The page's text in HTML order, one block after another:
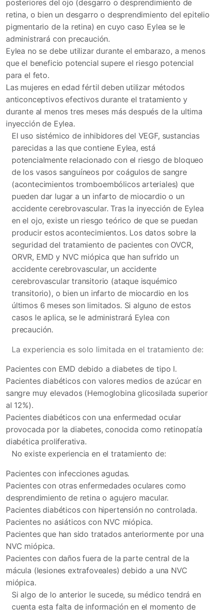
posteriores del ojo (desgarro o desprendimiento de
retina, o bien un desgarro o desprendimiento del epitelio
pigmentario de la retina) en cuyo caso Eylea se le
administrará con precaución.
Eylea no se debe utilizar durante el embarazo, a menos
que el beneficio potencial supere el riesgo potencial
para el feto.
Las mujeres en edad fértil deben utilizar métodos
anticonceptivos efectivos durante el tratamiento y
durante al menos tres meses más después de la ultima
inyección de Eylea.
El uso sistémico de inhibidores del VEGF, sustancias
parecidas a las que contiene Eylea, está
potencialmente relacionado con el riesgo de bloqueo
de los vasos sanguíneos por coágulos de sangre
(acontecimientos tromboembólicos arteriales) que
pueden dar lugar a un infarto de miocardio o un
accidente cerebrovascular. Tras la inyección de Eylea
en el ojo, existe un riesgo teórico de que se puedan
producir estos acontecimientos. Los datos sobre la
seguridad del tratamiento de pacientes con OVCR,
ORVR, EMD y NVC miópica que han sufrido un
accidente cerebrovascular, un accidente
cerebrovascular transitorio (ataque isquémico
transitorio), o bien un infarto de miocardio en los
últimos 6 meses son limitados. Si alguno de estos
casos le aplica, se le administrará Eylea con
precaución.
La experiencia es solo limitada en el tratamiento de:
Pacientes con EMD debido a diabetes de tipo I.
Pacientes diabéticos con valores medios de azúcar en
sangre muy elevados (Hemoglobina glicosilada superior
al 12%).
Pacientes diabéticos con una enfermedad ocular
provocada por la diabetes, conocida como retinopatía
diabética proliferativa.
No existe experiencia en el tratamiento de:
Pacientes con infecciones agudas.
Pacientes con otras enfermedades oculares como
desprendimiento de retina o agujero macular.
Pacientes diabéticos con hipertensión no controlada.
Pacientes no asiáticos con NVC miópica.
Pacientes que han sido tratados anteriormente por una
NVC miópica.
Pacientes con daños fuera de la parte central de la
mácula (lesiones extrafoveales) debido a una NVC
miópica.
Si algo de lo anterior le sucede, su médico tendrá en
cuenta esta falta de información en el momento de